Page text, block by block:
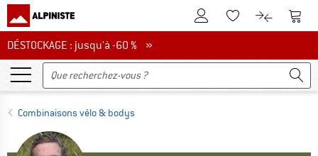
Vers le compte client
Vers la liste
Vers le
DÉSTOCKAGE : jusqu'à -60 %
DÉSTOCKAGE : jusqu'à -60 % »
Combinaisons vélo & bodys